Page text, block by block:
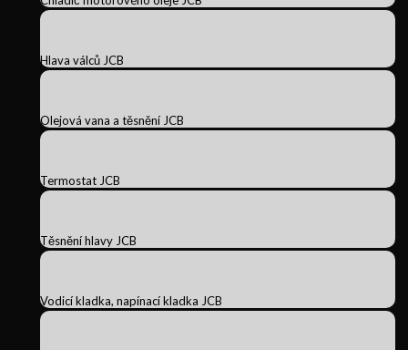
Hlava válců JCB
Olejová vana a těsnění JCB
Termostat JCB
Těsnění hlavy JCB
Vodicí kladka, napínací kladka JCB